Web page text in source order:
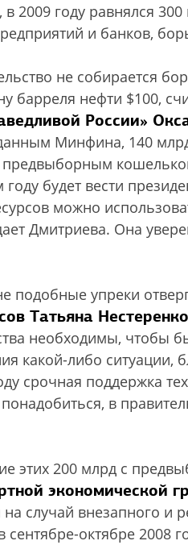
в 2009 году равнялся
и банков,
не собирается
барреля нефти $100,
России»
Минфина, 140
будет вести
можно
Дмитриева. Она
подобные упреки
Татьяна Нестеренко
необходимы, чтобы
какой-либо ситуации,
срочная поддержка
в
этих 200 млрд с
экономической
на случай внезапного и
сентябре-октябре 2008